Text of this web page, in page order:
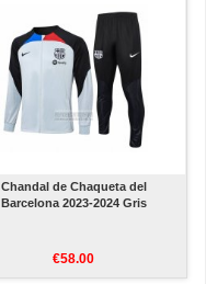
Chandal de Chaqueta del
Barcelona 2023-2024 Gris
€58.00